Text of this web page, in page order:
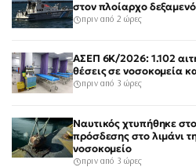
στον πλοίαρχο
πριν από 2 ώρες
ΑΣΕΠ 6Κ/2026: 1.102
θέσεις σε νοσοκομεία
πριν από 3 ώρες
Ναυτικός χτυπήθηκε
πρόσδεσης στο λιμάνι
νοσοκομείο
πριν από 3 ώρες